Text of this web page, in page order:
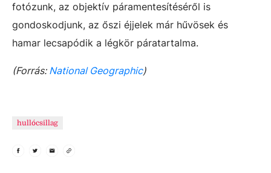
fotózunk, az objektív páramentesítéséről is
gondoskodjunk, az őszi éjjelek már hűvösek és
hamar lecsapódik a légkör páratartalma.
(Forrás: National Geographic)
hullócsillag